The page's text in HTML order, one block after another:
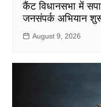
कैंट विधानसभा में
जनसंपर्क अभियान
August 9, 2026